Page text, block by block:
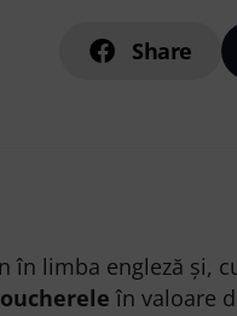
Share
în limba engleză și,
în valoare